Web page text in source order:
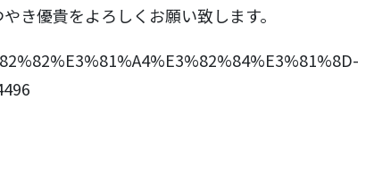
き優貴をよろしくお願い致します。